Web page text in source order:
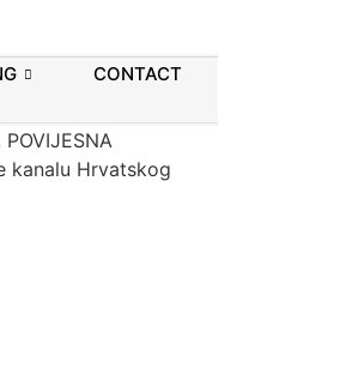
CONTACT
kanalu Hrvatskog